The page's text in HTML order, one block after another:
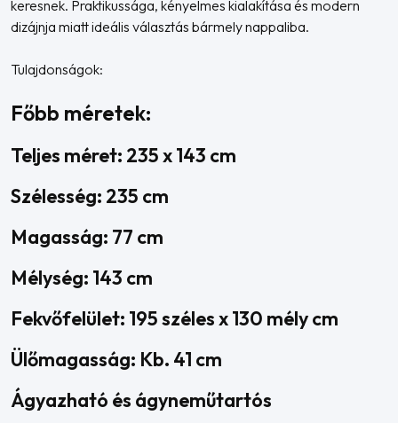
keresnek. Praktikussága, kényelmes kialakítása és modern
dizájnja miatt ideális választás bármely nappaliba.
Tulajdonságok:
Főbb méretek:
Teljes méret: 235 x 143 cm
Szélesség: 235 cm
Magasság: 77 cm
Mélység: 143 cm
Fekvőfelület: 195 széles x 130 mély cm
Ülőmagasság: Kb. 41 cm
Ágyazható és ágyneműtartós